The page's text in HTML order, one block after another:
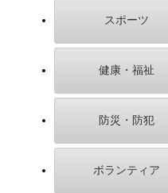
スポーツ
健康・福祉
防災・防犯
ボランティア